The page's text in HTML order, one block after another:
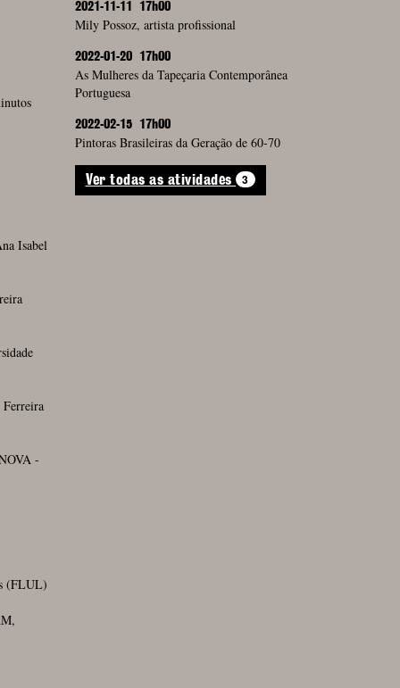
Isabel
-
(FLUL)
2021-11-11 17h00
Mily Possoz, artista profissional
2022-01-20 17h00
As Mulheres da Tapeçaria Contemporânea
Portuguesa
2022-02-15 17h00
Pintoras Brasileiras da Geração de 60-70
Ver todas as atividades 3